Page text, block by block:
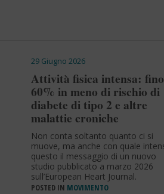
29 Giugno 2026
Attività fisica intensa:
60% in meno di rischio di
diabete di tipo 2 e altre
malattie croniche
Non conta soltanto quanto ci si
muove, ma anche con quale
questo il messaggio di un nuovo
studio pubblicato a marzo 2026
sull’European Heart Journal.
POSTED IN MOVIMENTO